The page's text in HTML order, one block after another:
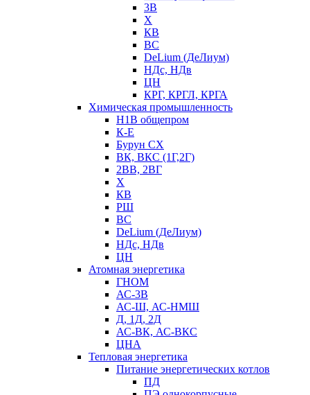
3В
Х
КВ
ВС
DeLium (ДеЛиум)
НДс, НДв
ЦН
КРГ, КРГЛ, КРГА
Химическая промышленность
Н1В общепром
К-Е
Бурун СХ
ВК, ВКС (1Г,2Г)
2ВВ, 2ВГ
Х
КВ
РШ
ВС
DeLium (ДеЛиум)
НДс, НДв
ЦН
Атомная энергетика
ГНОМ
АС-3В
АС-Ш, АС-НМШ
Д, 1Д, 2Д
АС-ВК, АС-ВКС
ЦНА
Тепловая энергетика
Питание энергетических котлов
ПД